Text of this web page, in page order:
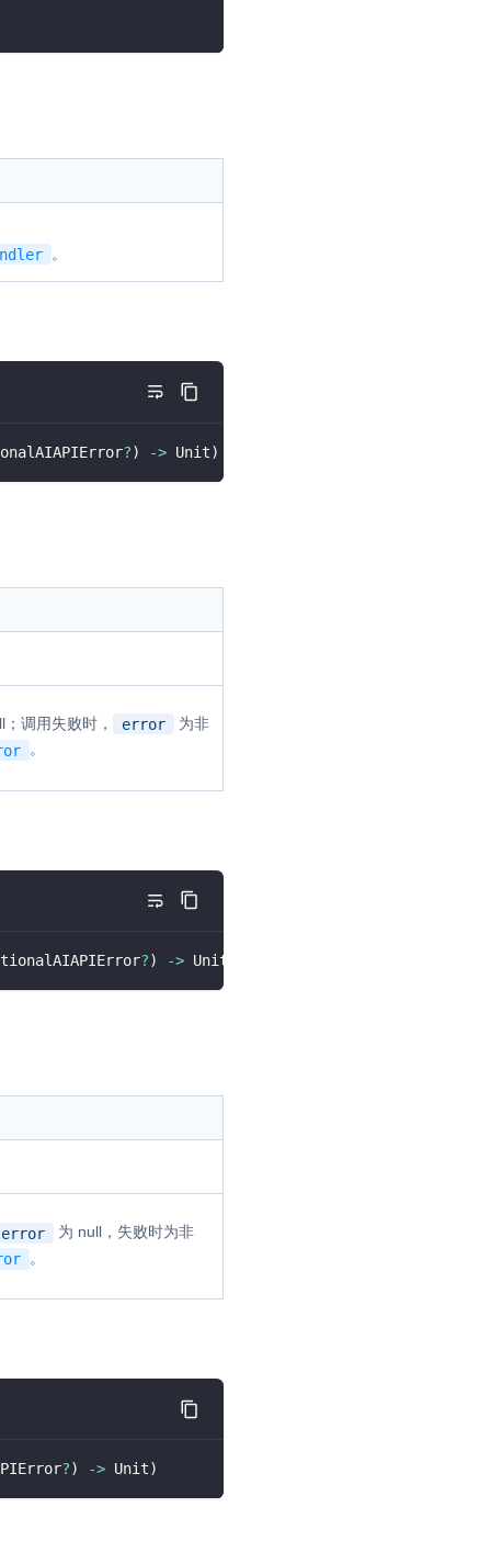
。
?) -> Unit)
；调用失败时， error
为非
。
?) -> Unit
error
为 null，失败时为非
。
?) -> Unit)